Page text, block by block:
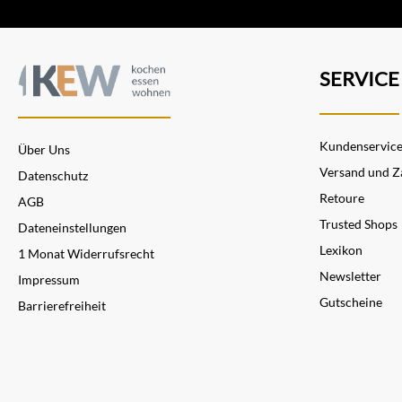
Über Uns
Datenschutz
AGB
Dateneinstellungen
1 Monat Widerrufsrecht
Impressum
Barrierefreiheit
SERVICE
Kundenservice
Versand und
Retoure
Trusted Shops
Lexikon
Newsletter
Gutscheine